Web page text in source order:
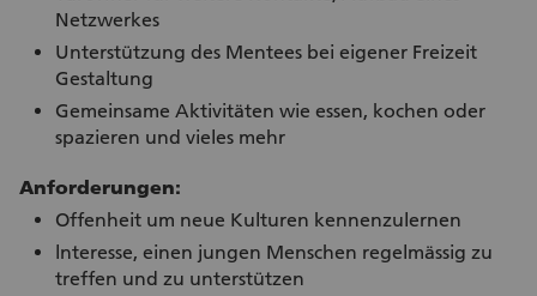
Netzwerkes
Unterstützung des Mentees bei eigener Freizeit
Gestaltung
Gemeinsame Aktivitäten wie essen, kochen oder
spazieren und vieles mehr
Anforderungen:
Offenheit um neue Kulturen kennenzulernen
lnteresse, einen jungen Menschen regelmässig zu
treffen und zu unterstützen